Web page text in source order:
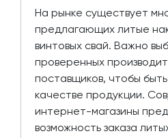
На рынке существует
предлагающих литые
винтовых свай. Важно
проверенных
поставщиков, чтобы
качестве продукции.
интернет-магазины
возможность заказа